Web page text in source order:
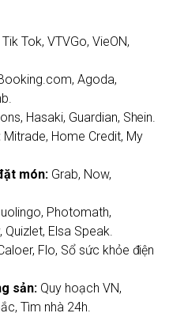
Tik Tok, VTVGo, VieON,
Agoda,
Hasaki, Guardian, Shein.
Mitrade, Home Credit, My
món: Grab, Now,
Photomath,
Quizlet, Elsa Speak.
Flo, Sổ sức khỏe điện
sản: Quy hoạch VN,
Tìm nhà 24h.